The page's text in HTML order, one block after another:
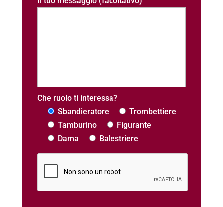
Che ruolo ti interessa?
Sbandieratore
Trombettiere
Tamburino
Figurante
Dama
Balestriere